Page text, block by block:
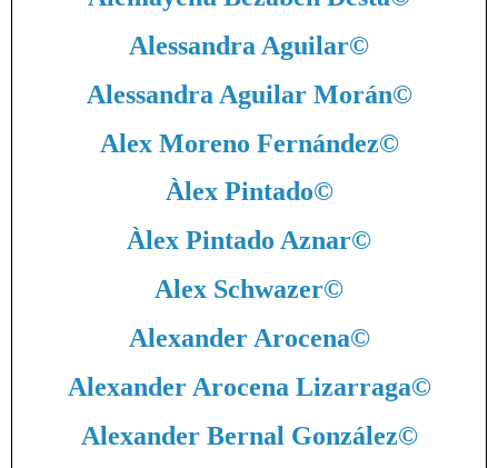
Alessandra Aguilar©
Alessandra Aguilar Morán©
Alex Moreno Fernández©
Àlex Pintado©
Àlex Pintado Aznar©
Alex Schwazer©
Alexander Arocena©
Alexander Arocena Lizarraga©
Alexander Bernal González©